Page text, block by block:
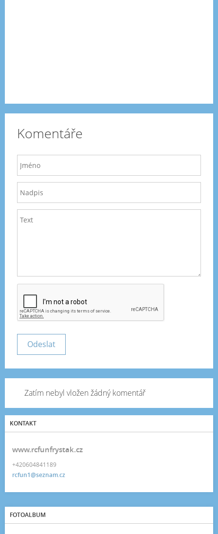
Komentáře
Zatím nebyl vložen žádný komentář
KONTAKT
www.rcfunfrystak.cz
+420604841189
rcfun1@seznam.cz
FOTOALBUM